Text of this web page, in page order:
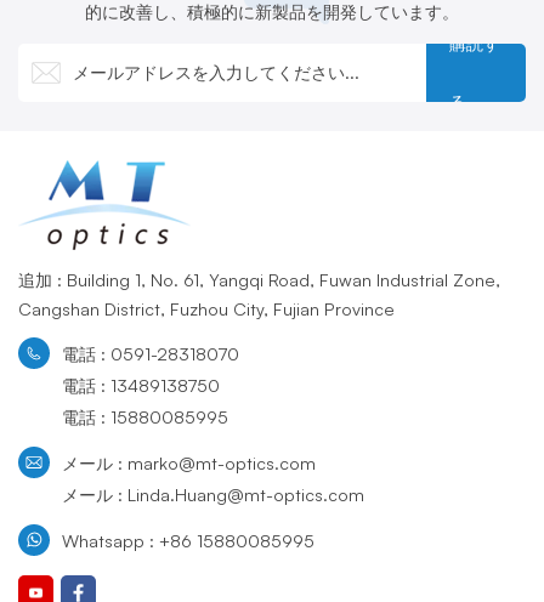
的に改善し、積極的に新製品を開発しています。
購読す
る
追加 : Building 1, No. 61, Yangqi Road, Fuwan Industrial Zone,
Cangshan District, Fuzhou City, Fujian Province
電話 : 0591-28318070
電話 : 13489138750
電話 : 15880085995
メール : marko@mt-optics.com
メール : Linda.Huang@mt-optics.com
Whatsapp : +86 15880085995